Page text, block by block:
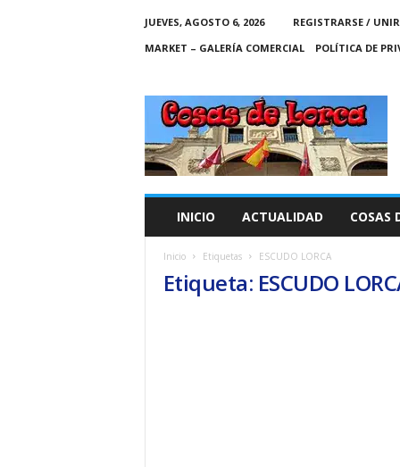
JUEVES, AGOSTO 6, 2026
REGISTRARSE /
MARKET – GALERÍA COMERCIAL
POLÍTICA DE
C
A
S
INICIO ACTUALIDAD COSAS
Inicio Etiquetas ESCUDO LORCA
Etiqueta: ESCUDO